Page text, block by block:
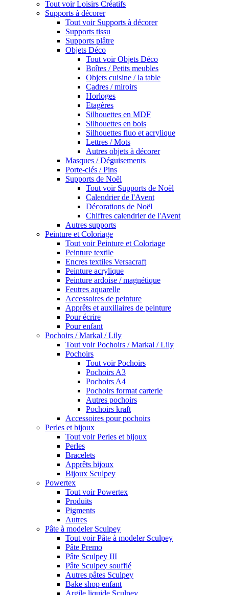
Tout voir Loisirs Créatifs
Supports à décorer
Tout voir Supports à décorer
Supports tissu
Supports plâtre
Objets Déco
Tout voir Objets Déco
Boîtes / Petits meubles
Objets cuisine / la table
Cadres / miroirs
Horloges
Etagères
Silhouettes en MDF
Silhouettes en bois
Silhouettes fluo et acrylique
Lettres / Mots
Autres objets à décorer
Masques / Déguisements
Porte-clés / Pins
Supports de Noël
Tout voir Supports de Noël
Calendrier de l'Avent
Décorations de Noël
Chiffres calendrier de l'Avent
Autres supports
Peinture et Coloriage
Tout voir Peinture et Coloriage
Peinture textile
Encres textiles Versacraft
Peinture acrylique
Peinture ardoise / magnétique
Feutres aquarelle
Accessoires de peinture
Apprêts et auxiliaires de peinture
Pour écrire
Pour enfant
Pochoirs / Markal / Lily
Tout voir Pochoirs / Markal / Lily
Pochoirs
Tout voir Pochoirs
Pochoirs A3
Pochoirs A4
Pochoirs format carterie
Autres pochoirs
Pochoirs kraft
Accessoires pour pochoirs
Perles et bijoux
Tout voir Perles et bijoux
Perles
Bracelets
Apprêts bijoux
Bijoux Sculpey
Powertex
Tout voir Powertex
Produits
Pigments
Autres
Pâte à modeler Sculpey
Tout voir Pâte à modeler Sculpey
Pâte Premo
Pâte Sculpey III
Pâte Sculpey soufflé
Autres pâtes Sculpey
Bake shop enfant
Argile liquide Sculpey